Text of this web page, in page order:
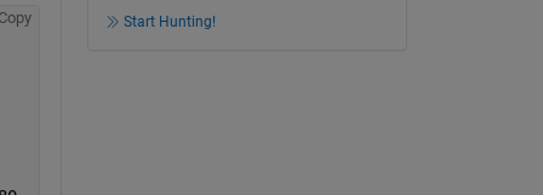
Start Hunting!